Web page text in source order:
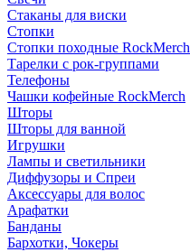
Стаканы для виски
Стопки
Стопки походные RockMerch
Тарелки с рок-группами
Телефоны
Чашки кофейные RockMerch
Шторы
Шторы для ванной
Игрушки
Лампы и светильники
Диффузоры и Спреи
Аксессуары для волос
Арафатки
Банданы
Бархотки, Чокеры